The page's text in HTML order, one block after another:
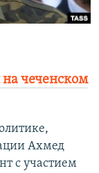
чеченском
Ахмед
с участием